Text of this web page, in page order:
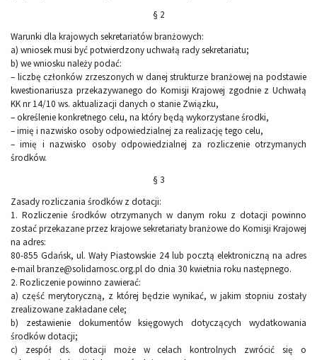
§ 2
Warunki dla krajowych sekretariatów branżowych:
a) wniosek musi być potwierdzony uchwałą rady sekretariatu;
b) we wniosku należy podać:
– liczbę członków zrzeszonych w danej strukturze branżowej na podstawie
kwestionariusza przekazywanego do Komisji Krajowej zgodnie z Uchwałą
KK nr 14/10 ws. aktualizacji danych o stanie Związku,
– określenie konkretnego celu, na który będą wykorzystane środki,
– imię i nazwisko osoby odpowiedzialnej za realizację tego celu,
– imię i nazwisko osoby odpowiedzialnej za rozliczenie otrzymanych
środków.
§ 3
Zasady rozliczania środków z dotacji:
1. Rozliczenie środków otrzymanych w danym roku z dotacji powinno
zostać przekazane przez krajowe sekretariaty branżowe do Komisji Krajowej
na adres:
80-855 Gdańsk, ul. Wały Piastowskie 24 lub pocztą elektroniczną na adres
e-mail branze@solidarnosc.org.pl do dnia 30 kwietnia roku następnego.
2. Rozliczenie powinno zawierać:
a) część merytoryczną, z której będzie wynikać, w jakim stopniu zostały
zrealizowane zakładane cele;
b) zestawienie dokumentów księgowych dotyczących wydatkowania
środków dotacji;
c) zespół ds. dotacji może w celach kontrolnych zwrócić się o